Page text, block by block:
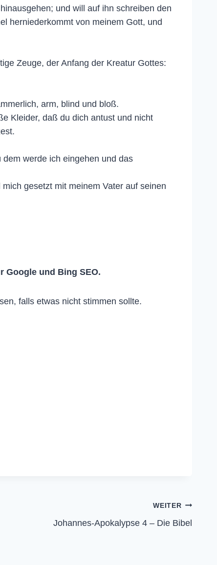
und will auf ihn schreiben den
herniederkommt von meinem Gott, und
Zeuge, der Anfang der Kreatur Gottes:
arm, blind und bloß.
Kleider, daß du dich antust und nicht
werde ich eingehen und das
gesetzt mit meinem Vater auf seinen
Google und Bing SEO.
falls etwas nicht stimmen sollte.
WEITER
Johannes-Apokalypse 4 – Die Bibel